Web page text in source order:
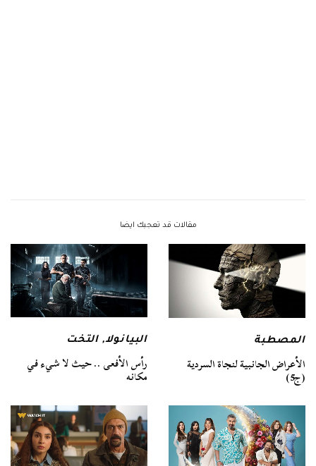
مقالات قد تعجبك ايضا
المصطبة
الأعراض الجانبية لنجاة السردية
(ج5)
البيانولا,التخت
رأس الأفعى .. حيث لا شيء في
مكانه